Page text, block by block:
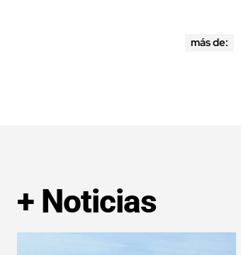
más de:
+ Noticias